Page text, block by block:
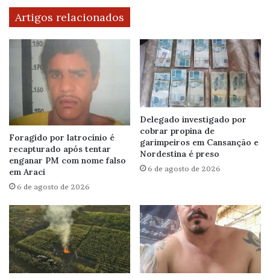
Artigos relacionados
Foragido por latrocínio é
recapturado após tentar
enganar PM com nome falso
em Araci
6 de agosto de 2026
Delegado investigado por
cobrar propina de
garimpeiros em Cansanção e
Nordestina é preso
6 de agosto de 2026